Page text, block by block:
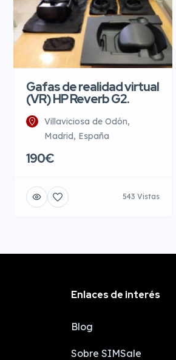
Gafas de realidad virtual
(VR) HP Reverb G2.
Villaviciosa de Odón,
Madrid, España
190€
543 Vistas
Enlaces de interés
Blog
Sobre SIMSale